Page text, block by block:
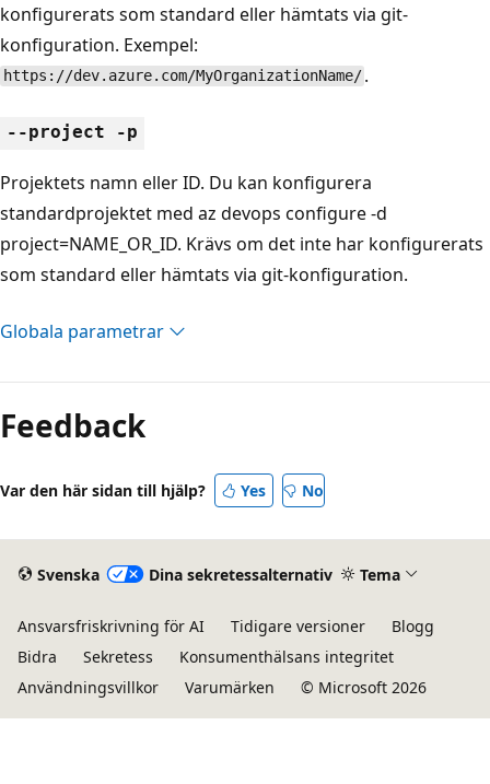
konfigurerats som standard eller hämtats via git-
konfiguration. Exempel:
https://dev.azure.com/MyOrganizationName/ .
--project -p
Projektets namn eller ID. Du kan konfigurera
standardprojektet med az devops configure -d
project=NAME_OR_ID. Krävs om det inte har konfigurerats
som standard eller hämtats via git-konfiguration.
Globala parametrar
Feedback
Var den här sidan till hjälp? Yes No
Svenska Dina sekretessalternativ Tema
Ansvarsfriskrivning för AI Tidigare versioner
Blogg
Bidra
Sekretess
Konsumenthälsans integritet
Användningsvillkor
Varumärken © Microsoft 2026